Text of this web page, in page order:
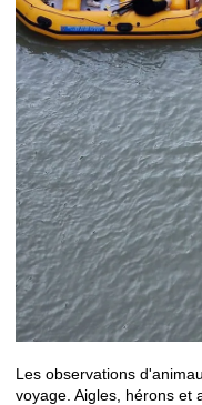
Les observations
voyage. Aigles, hérons et